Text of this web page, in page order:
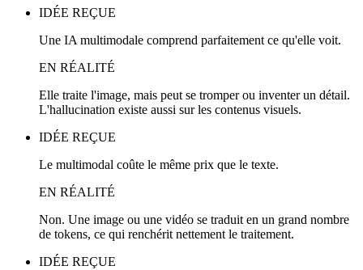
IDÉE REÇUE
Une IA multimodale comprend parfaitement ce qu'elle voit.
EN RÉALITÉ
Elle traite l'image, mais peut se tromper ou inventer un détail.
L'hallucination existe aussi sur les contenus visuels.
IDÉE REÇUE
Le multimodal coûte le même prix que le texte.
EN RÉALITÉ
Non. Une image ou une vidéo se traduit en un grand nombre
de tokens, ce qui renchérit nettement le traitement.
IDÉE REÇUE